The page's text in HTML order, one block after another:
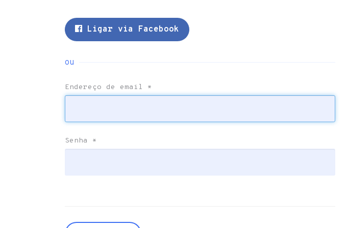
Ligar via Facebook
ou
Endereço de email *
Senha *